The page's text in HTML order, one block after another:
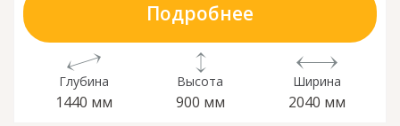
Подробнее
Глубина
1440 мм
Высота
900 мм
Ширина
2040 мм